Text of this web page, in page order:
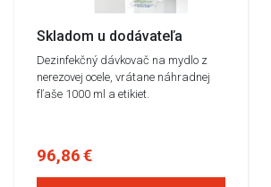
Skladom u dodávateľa
Dezinfekčný dávkovač na mydlo z
nerezovej ocele, vrátane náhradnej
fľaše 1000 ml a etikiet.
96,86 €